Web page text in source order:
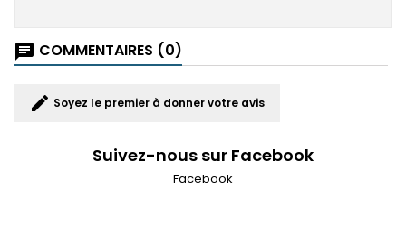
chat COMMENTAIRES (0)
edit Soyez le premier à donner votre avis
Suivez-nous sur Facebook
Facebook